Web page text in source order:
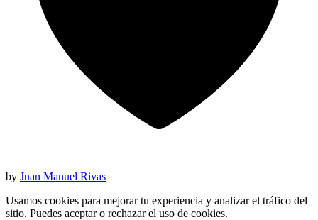
by Juan Manuel Rivas
Usamos cookies para mejorar tu experiencia y analizar el tráfico del
sitio. Puedes aceptar o rechazar el uso de cookies.